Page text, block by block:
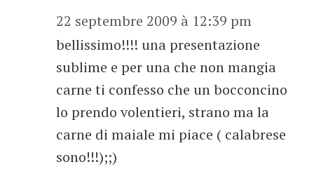
22 septembre 2009 à 12:39 pm
bellissimo!!!! una presentazione
sublime e per una che non mangia
carne ti confesso che un bocconcino
lo prendo volentieri, strano ma la
carne di maiale mi piace ( calabrese
sono!!!);;)